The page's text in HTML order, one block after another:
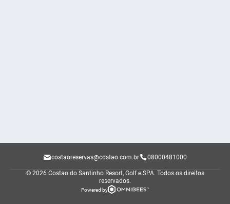
costaoreservas@costao.com.br 08000481000
© 2026 Costao do Santinho Resort, Golf e SPA. Todos os direitos
reservados.
Powered by